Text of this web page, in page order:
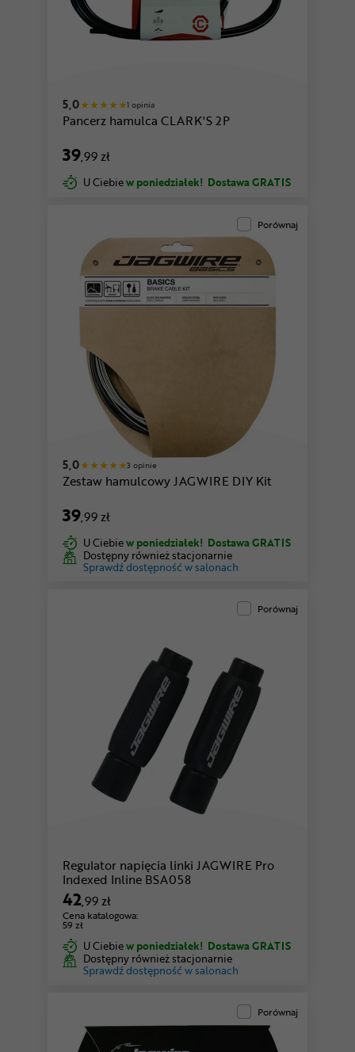
5,0 1 opinia
Pancerz hamulca CLARK'S 2P
39,99 zł
U Ciebiew poniedziałek! Dostawa GRATIS
Porównaj
5,0 3 opinie
Zestaw hamulcowy JAGWIRE DIY Kit
39,99 zł
U Ciebiew poniedziałek! Dostawa GRATIS
Dostępny również stacjonarnie
Sprawdź dostępność w salonach
Porównaj
Regulator napięcia linki JAGWIRE Pro
Indexed Inline BSA058
42,99 zł
Cena katalogowa:
59 zł
U Ciebiew poniedziałek! Dostawa GRATIS
Dostępny również stacjonarnie
Sprawdź dostępność w salonach
Porównaj